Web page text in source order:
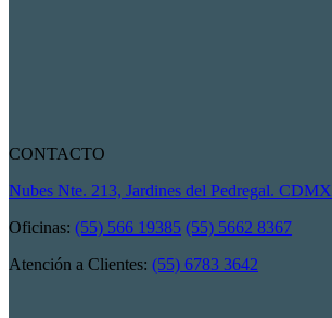
CONTACTO
Nubes Nte. 213, Jardines del Pedregal. CDMX
Oficinas: (55) 566 19385 (55) 5662 8367
Atención a Clientes: (55) 6783 3642